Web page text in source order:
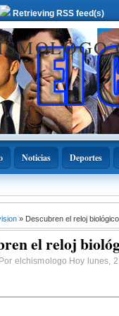
Retrieving RSS feed(s)
Noticias Deportes
ADOPAE
Abinader
11 de diciembre
Nacional de la
Bachata
» Descubren el reloj
el reloj
elchismologo Hoy lunes,